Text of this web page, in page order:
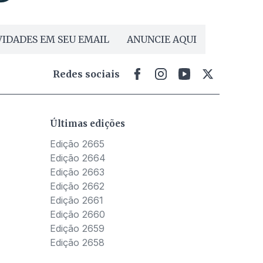
EM SEU EMAIL ANUNCIE AQUI
Redes sociais
Últimas edições
Edição 2665
Edição 2664
Edição 2663
Edição 2662
Edição 2661
Edição 2660
Edição 2659
Edição 2658